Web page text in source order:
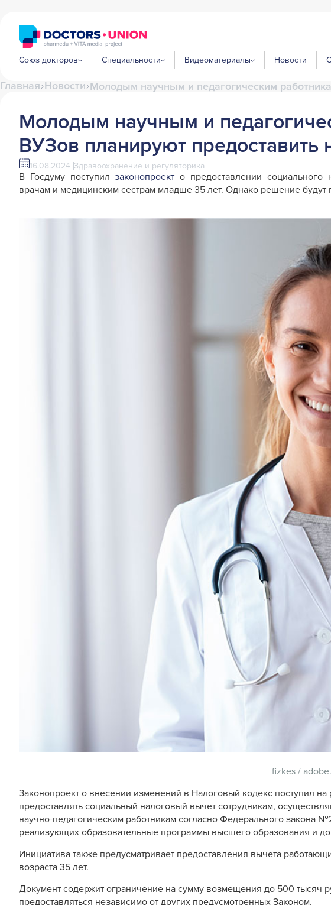
Союз докторов Специальности Видеоматериалы Новости
Главная Новости Молодым научным и педагогическим
Молодым научным и
ВУЗов планируют предоставить
16.08.2024 Здравоохранение и регуляторика
В Госдуму поступилзаконопроект о предоставлении социального
врачам и медицинским сестрам младше 35 лет. Однако решение будут
fizkes /
Законопроект о внесении изменений в Налоговый кодекс поступил
предоставлять социальный налоговый вычет сотрудникам,
научно-педагогическим работникам согласно Федерального закона
реализующих образовательные программы высшего образования и
Инициатива также предусматривает предоставления вычета
возраста 35 лет.
Документ содержит ограничение на сумму возмещения до 500 тысяч
предоставляться независимо от других предусмотренных Законом.